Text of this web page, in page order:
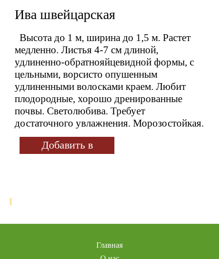
Ива швейцарская
Высота до 1 м, ширина до 1,5 м. Растет
медленно. Листья 4-7 см длиной,
удлиненно-обратнояйцевидной формы, с
цельными, ворсисто опушенным
удлиненными волосками краем. Любит
плодородные, хорошо дренированные
почвы. Светолюбива. Требует
достаточного увлажнения. Морозостойкая.
Добавить в
Главная